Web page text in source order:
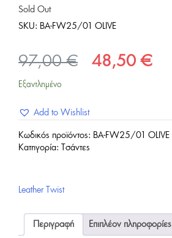
Sold Out
SKU: BA-FW25/01 OLIVE
97,00€
Original
48,50€Η
Εξαντλημένο
Add to Wishlist
Κωδικός προϊόντος: BA-FW25/01 OLIVE
Κατηγορία:
Tσάντες
Leather Twist
Περιγραφή Επιπλέον πληροφορίες